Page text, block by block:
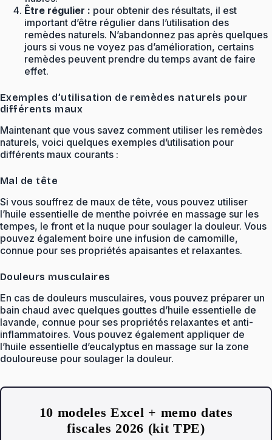
Être régulier : pour obtenir des résultats, il est
important d’être régulier dans l’utilisation des
remèdes naturels. N’abandonnez pas après quelques
jours si vous ne voyez pas d’amélioration, certains
remèdes peuvent prendre du temps avant de faire
effet.
Exemples d’utilisation de remèdes naturels pour
différents maux
Maintenant que vous savez comment utiliser les remèdes
naturels, voici quelques exemples d’utilisation pour
différents maux courants :
Mal de tête
Si vous souffrez de maux de tête, vous pouvez utiliser
l’huile essentielle de menthe poivrée en massage sur les
tempes, le front et la nuque pour soulager la douleur. Vous
pouvez également boire une infusion de camomille,
connue pour ses propriétés apaisantes et relaxantes.
Douleurs musculaires
En cas de douleurs musculaires, vous pouvez préparer un
bain chaud avec quelques gouttes d’huile essentielle de
lavande, connue pour ses propriétés relaxantes et anti-
inflammatoires. Vous pouvez également appliquer de
l’huile essentielle d’eucalyptus en massage sur la zone
douloureuse pour soulager la douleur.
10 modeles Excel + memo dates
fiscales 2026 (kit TPE)